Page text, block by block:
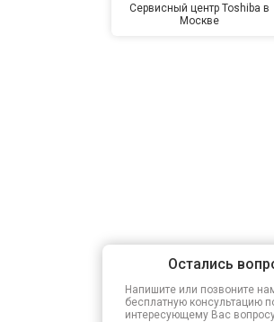
Сервисный центр Toshiba в
Москве
Остались
Напишите или позвоните
бесплатную консультацию
интересующему Вас